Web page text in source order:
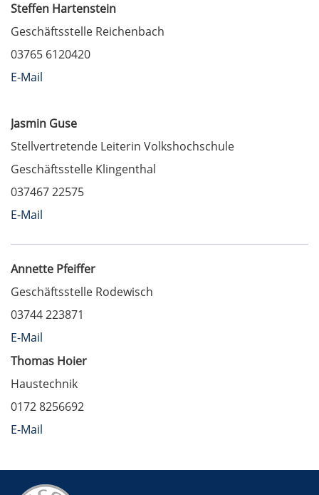
Steffen Hartenstein
Geschäftsstelle Reichenbach
03765 6120420
E-Mail
Jasmin Guse
Stellvertretende Leiterin Volkshochschule
Geschäftsstelle Klingenthal
037467 22575
E-Mail
Annette Pfeiffer
Geschäftsstelle Rodewisch
03744 223871
E-Mail
Thomas Hoier
Haustechnik
0172 8256692
E-Mail